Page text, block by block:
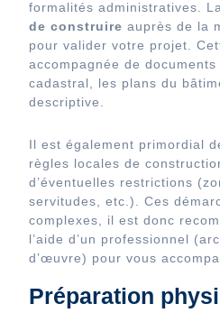
formalités administratives.
de construire auprès de la
pour valider votre projet.
accompagnée de
cadastral, les plans du
descriptive.
Il est également primordial
règles locales de
d’éventuelles restrictions
servitudes, etc.). Ces
complexes, il est donc
l’aide d’un professionnel
d’œuvre) pour vous
Préparation